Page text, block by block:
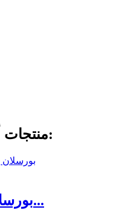
16 منتجات أخرى في نفس الفئة:
بورسلان | تراكوتا لونجي غري...